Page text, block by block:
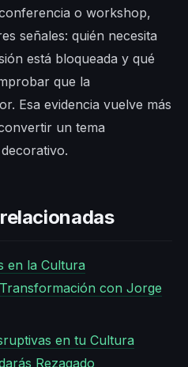
o workshop,
señales: quién necesita
está bloqueada y qué
que la
Esa evidencia vuelve más
un tema
en la Cultura
con Jorge
en tu Cultura
Rezagado